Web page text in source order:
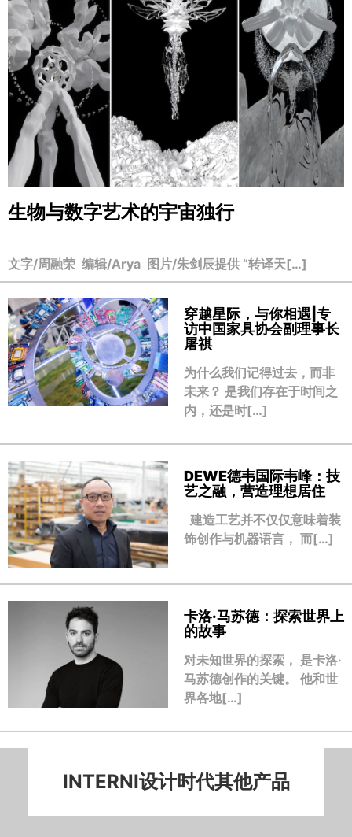
生物与数字艺术的宇宙独行
文字/周融荣 编辑/Arya 图片/朱剑辰提供 “转译天[…]
穿越星际，与你相遇|专
访中国家具协会副理事长
屠祺
为什么我们记得过去，而非
未来？ 是我们存在于时间之
内，还是时[…]
DEWE德韦国际韦峰：技
艺之融，营造理想居住
建造工艺并不仅仅意味着装
饰创作与机器语言， 而[…]
卡洛·马苏德：探索世界上
的故事
对未知世界的探索， 是卡洛·
马苏德创作的关键。 他和世
界各地[…]
INTERNI设计时代其他产品